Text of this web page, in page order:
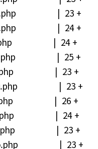
es.php | 23 +
et.php | 24 +
fi.php | 24 +
fo.php | 25 +
fr.php | 23 +
hu.php | 23 +
it.php | 26 +
ja.php | 24 +
nl.php | 23 +
no.php | 23 +